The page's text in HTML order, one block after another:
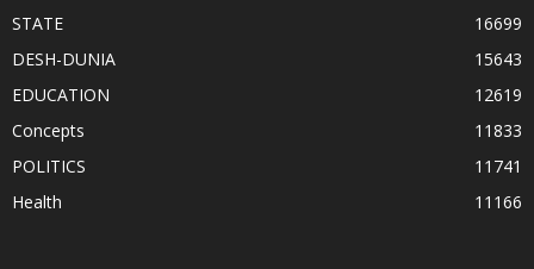
STATE
16699
DESH-DUNIA
15643
EDUCATION
12619
Concepts
11833
POLITICS
11741
Health
11166